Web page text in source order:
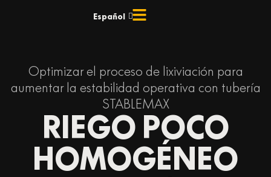
Español
English
Optimizar el proceso de lixiviación para
aumentar la estabilidad operativa con tubería
STABLEMAX
RIEGO POCO
HOMOGÉNEO